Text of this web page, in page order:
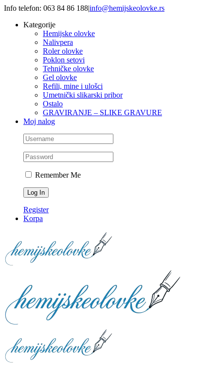
Skip
content
Info telefon: 063 84 86 188|info@hemijskeolovke.rs
Kategorije
Hemijske olovke
Nalivpera
Roler olovke
Poklon setovi
Tehničke olovke
Gel olovke
Refili, mine i ulošci
Umetnički slikarski pribor
Ostalo
GRAVIRANJE – SLIKE GRAVURE
Moj nalog
Remember Me
Register
Korpa